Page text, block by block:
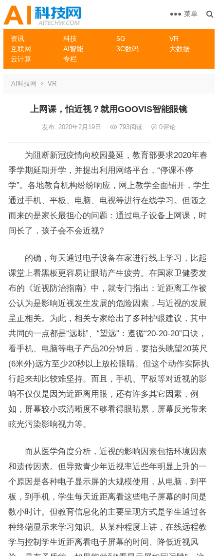
资讯 科技 5G
VR
互联网
AI智能 3C数码
大数据
云计算
专栏
菜单
AI科技网 VR
上网课，怕近视？就用GOOVIS智能眼镜
发布: 2020年2月19日 793阅读 0评论
​为阻断新冠疫情向校园蔓延，教育部要求2020年春
季学期延期开学，并提出利用网络平台，“停课不停
学”。各地教育机构纷纷响应，网上教学全面铺开，学生
通过手机、平板、电脑、电视等进行在线学习。但随之
而来的是家长最担心的问题：通过电子设备上网课，时
间长了，孩子会不会近视?
的确，每天通过电子设备在家进行线上学习，比起
课堂上看黑板更容易让眼睛产生疲劳。在国家卫健委发
布的《近视防治指南》中，就专门指出：近距离工作被
公认为是影响近视发生发展的危险因素，与近视的发展
呈正相关。为此，相关专家给出了多种护眼建议，其中
共同的一点都是“远眺”、“望远”：遵循“20-20-20”口诀，
看手机、电脑等电子产品20分钟后，要抬头眺望20英尺
(6米外)远方至少20秒以上放松眼睛。但这个动作实际执
行起来却比较难坚持。而且，手机、平板等对近视的影
响不仅仅是因为近距离用眼，还有许多其它因素，例
如，屏幕较小或清晰度不够看得眼睛累，屏幕反光带来
眩光污染影响视力等。
而从医学角度分析，近视的影响因素包括环境因素
和遗传因素。但导致青少年近视率近些年明显上升的一
个原因是各种电子显示屏的大规模使用，从电脑，到平
板，到手机，学生每天近距离看这些电子屏幕的时间是
数小时计。但教育信息化的主要呈现方式是学生通过各
种终端显示来学习知识。从某种程度上讲，在线远程教
学与控制学生近距离看电子屏幕的时间、降低近视风